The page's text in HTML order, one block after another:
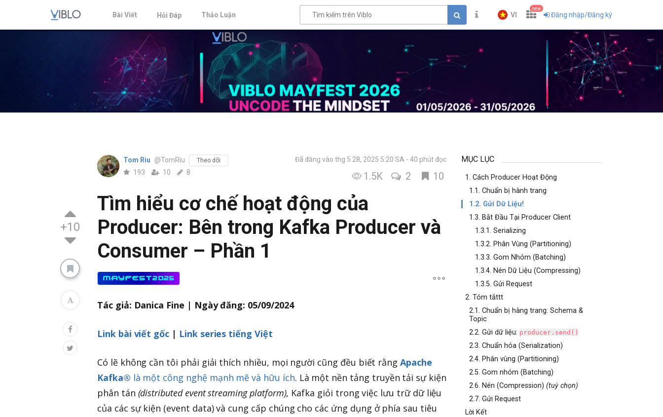
Bài Viết Hỏi Đáp Thảo Luận VI
new
Đăng nhập/Đăng ký
+10
Tom Riu @TomRiu Theo dõi
193 10 8
Đã đăng vào thg 5 28, 2025 5:20 SA 40 phút đọc
1.5K 2 10
Tìm hiểu cơ chế hoạt động của
Producer: Bên trong Kafka Producer và
Consumer – Phần 1
MAYFEST2025
Tác giả: Danica Fine | Ngày đăng: 05/09/2024
Link bài viết gốc | Link series tiếng Việt
Có lẽ không cần tôi phải giải thích nhiều, mọi người cũng đều biết rằngApache
Kafka® là một công nghệ mạnh mẽ và hữu ích. Là một nền tảng truyền tải sự kiện
phân tán (distributed event streaming platform), Kafka giỏi trong việc lưu trữ dữ liệu
của các sự kiện (event data) và cung cấp chúng cho các ứng dụng ở phía sau tiêu
MỤC LỤC
1. Cách Producer Hoạt Động
1.1. Chuẩn bị hành trang
1.2. Gửi Dữ Liệu!
1.3. Bắt Đầu Tại Producer Client
1.3.1. Serializing
1.3.2. Phân Vùng (Partitioning)
1.3.3. Gom Nhóm (Batching)
1.3.4. Nén Dữ Liệu (Compressing)
1.3.5. Gửi Request
2. Tóm tắttt
2.1. Chuẩn bị hàng trang: Schema &
Topic
2.2. Gửi dữ liệu: producer.send()
2.3. Chuẩn hóa (Serialization)
2.4. Phân vùng (Partitioning)
2.5. Gom nhóm (Batching)
2.6. Nén (Compression)(tuỳ chọn)
2.7. Gửi Request
Lời Kết